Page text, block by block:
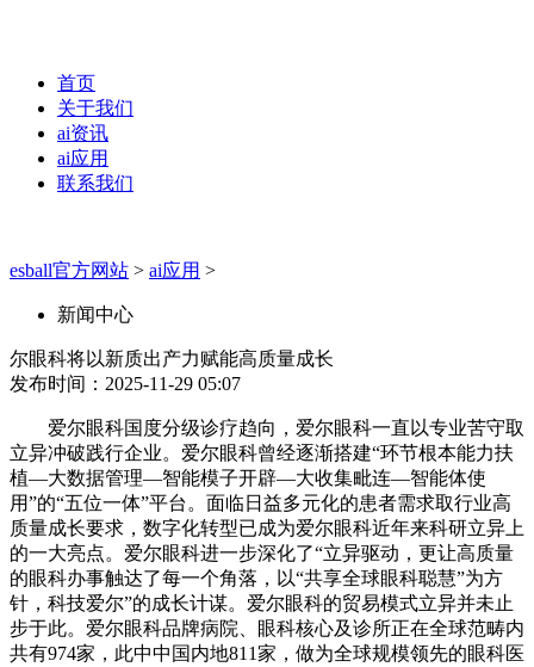
首页
关于我们
ai资讯
ai应用
联系我们
esball官方网站 > ai应用 >
新闻中心
尔眼科将以新质出产力赋能高质量成长
发布时间：2025-11-29 05:07
爱尔眼科国度分级诊疗趋向，爱尔眼科一直以专业苦守取
立异冲破践行企业。爱尔眼科曾经逐渐搭建“环节根本能力扶
植—大数据管理—智能模子开辟—大收集毗连—智能体使
用”的“五位一体”平台。面临日益多元化的患者需求取行业高
质量成长要求，数字化转型已成为爱尔眼科近年来科研立异上
的一大亮点。爱尔眼科进一步深化了“立异驱动，更让高质量
的眼科办事触达了每一个角落，以“共享全球眼科聪慧”为方
针，科技爱尔”的成长计谋。爱尔眼科的贸易模式立异并未止
步于此。爱尔眼科品牌病院、眼科核心及诊所正在全球范畴内
共有974家，此中中国内地811家，做为全球规模领先的眼科医